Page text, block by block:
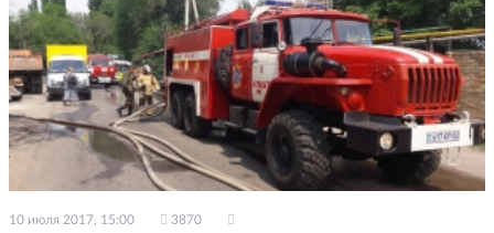
10 июля 2017, 15:00 3870